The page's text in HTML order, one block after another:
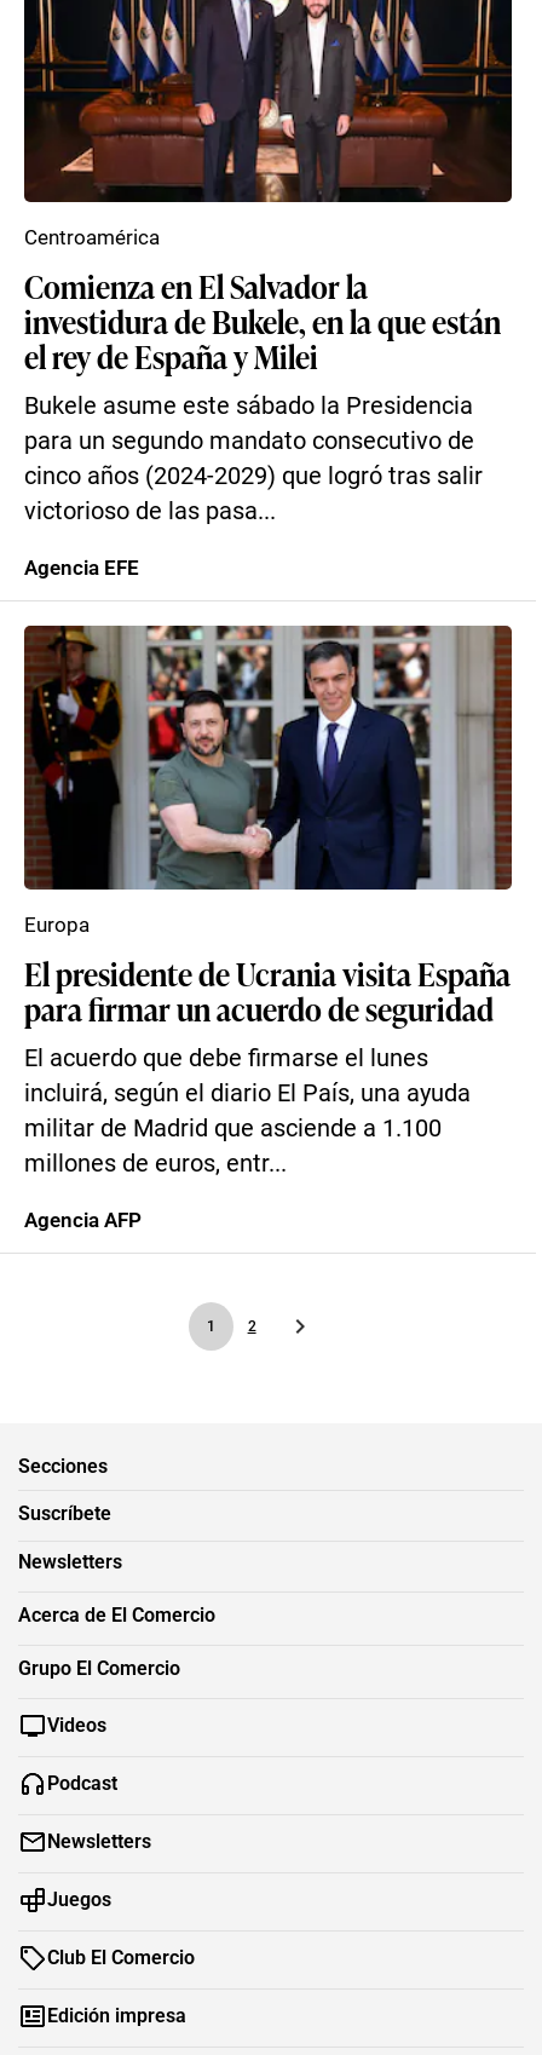
Comienza en El Salvador la
investidura de Bukele, en la que están
el rey de España y Milei
Bukele asume este sábado la Presidencia
para un segundo mandato consecutivo de
cinco años (2024-2029) que logró tras salir
victorioso de las pasa...
Centroamérica
Agencia EFE
El presidente de Ucrania visita España
para firmar un acuerdo de seguridad
El acuerdo que debe firmarse el lunes
incluirá, según el diario El País, una ayuda
militar de Madrid que asciende a 1.100
millones de euros, entr...
Europa
Agencia AFP
1 2
Secciones
Suscríbete
Newsletters
Acerca de El Comercio
Grupo El Comercio
Videos
Podcast
Newsletters
Juegos
Club El Comercio
Edición impresa